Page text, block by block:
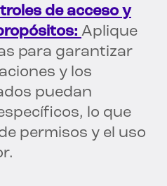
de acceso y
Aplique
para garantizar
y los
puedan
lo que
permisos y el uso